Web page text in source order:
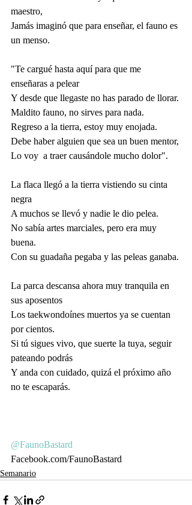
maestro,
Jamás imaginó que para enseñar, el fauno es
un menso.
"Te cargué hasta aquí para que me
enseñaras a pelear
Y desde que llegaste no has parado de llorar.
Maldito fauno, no sirves para nada.
Regreso a la tierra, estoy muy enojada.
Debe haber alguien que sea un buen mentor,
Lo voy  a traer causándole mucho dolor".
La flaca llegó a la tierra vistiendo su cinta
negra
A muchos se llevó y nadie le dio pelea.
No sabía artes marciales, pero era muy
buena.
Con su guadaña pegaba y las peleas ganaba.
La parca descansa ahora muy tranquila en
sus aposentos
Los taekwondoínes muertos ya se cuentan
por cientos.
Si tú sigues vivo, que suerte la tuya, seguir
pateando podrás
Y anda con cuidado, quizá el próximo año
no te escaparás.
@FaunoBastard
Facebook.com/FaunoBastard
Semanario